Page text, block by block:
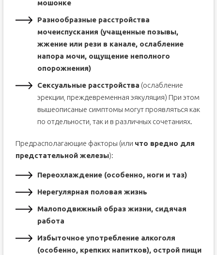
мошонке
Разнообразные расстройства
мочеиспускания (учащенные позывы,
жжение или рези в канале, ослабление
напора мочи, ощущение неполного
опорожнения)
Сексуальные расстройства (ослабление
эрекции, преждевременная эякуляция) При этом
вышеописаные симптомы могут проявляться как
по отдельности, так и в различных сочетаниях.
Предрасполагающие факторы (или что вредно для
предстательной железы):
Переохлаждение (особенно, ноги и таз)
Нерегулярная половая жизнь
Малоподвижный образ жизни, сидячая
работа
Избыточное употребление алкоголя
(особенно, крепких напитков), острой пищи